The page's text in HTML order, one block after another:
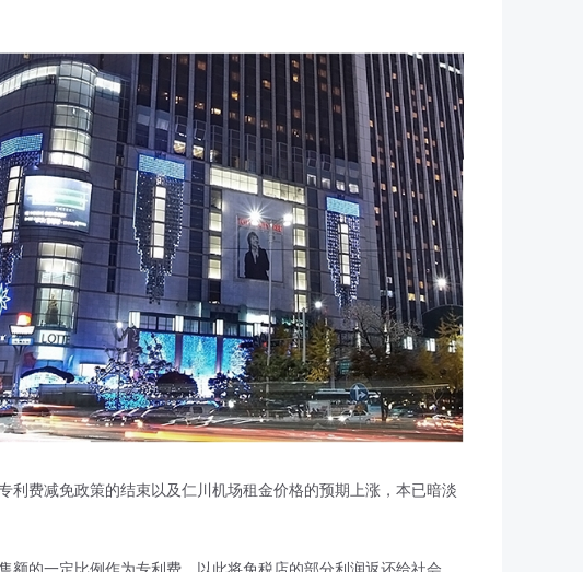
利费减免政策的结束以及仁川机场租金价格的预期上涨，本已暗淡